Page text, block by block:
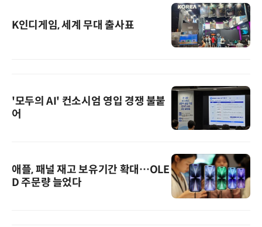
K인디게임, 세계 무대 출사표
'모두의 AI' 컨소시엄 영입 경쟁 불붙
어
애플, 패널 재고 보유기간 확대…OLE
D 주문량 늘었다